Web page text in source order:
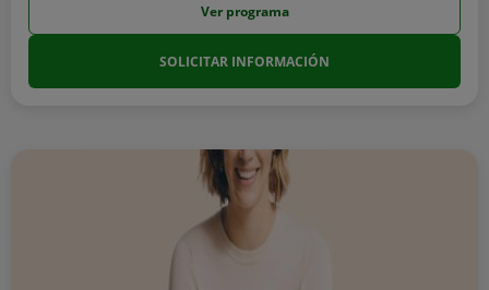
Ver programa
SOLICITAR INFORMACIÓN